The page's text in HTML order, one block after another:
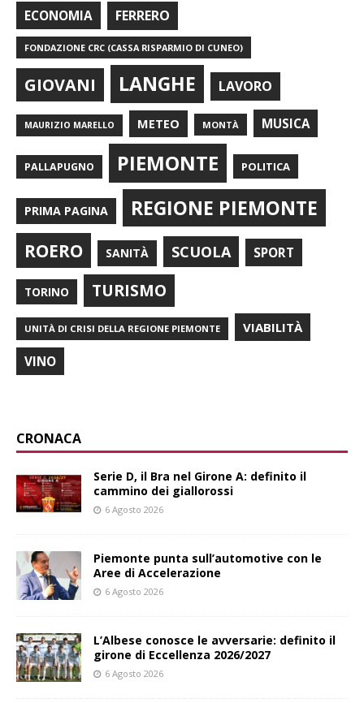
ECONOMIA FERRERO
FONDAZIONE CRC (CASSA RISPARMIO DI CUNEO)
GIOVANI LANGHE LAVORO
MAURIZIO MARELLO METEO MONTÀ MUSICA
PALLAPUGNO PIEMONTE POLITICA
PRIMA PAGINA REGIONE PIEMONTE
ROERO SANITÀ SCUOLA SPORT
TORINO TURISMO
UNITÀ DI CRISI DELLA REGIONE PIEMONTE VIABILITÀ
VINO
CRONACA
Serie D, il Bra nel Girone A: definito il
cammino dei giallorossi
6 Agosto 2026
Piemonte punta sull’automotive con le
Aree di Accelerazione
6 Agosto 2026
L’Albese conosce le avversarie: definito il
girone di Eccellenza 2026/2027
6 Agosto 2026